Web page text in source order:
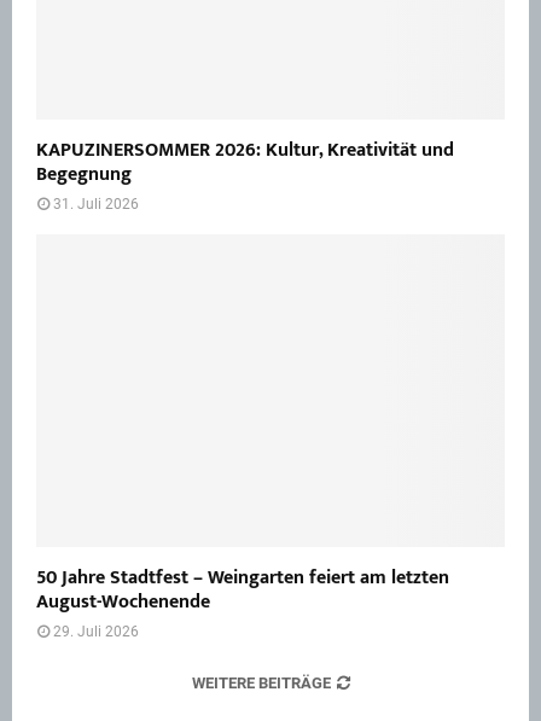
KAPUZINERSOMMER 2026: Kultur, Kreativität und
Begegnung
31. Juli 2026
50 Jahre Stadtfest – Weingarten feiert am letzten
August-Wochenende
29. Juli 2026
WEITERE BEITRÄGE